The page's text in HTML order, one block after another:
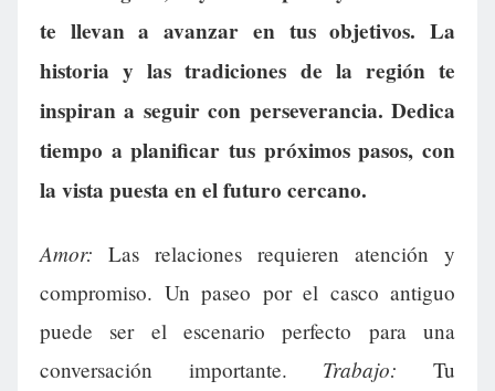
te llevan a avanzar en tus objetivos. La
historia y las tradiciones de la región te
inspiran a seguir con perseverancia. Dedica
tiempo a planificar tus próximos pasos, con
la vista puesta en el futuro cercano.
Amor: Las relaciones requieren atención y
compromiso. Un paseo por el casco antiguo
puede ser el escenario perfecto para una
conversación importante. Trabajo: Tu